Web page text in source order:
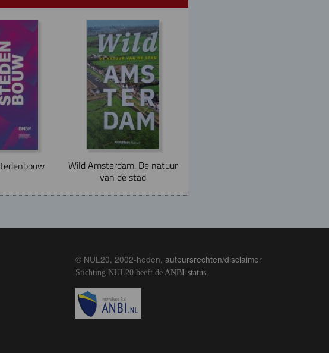
Wild Amsterdam. De natuur
van de stad
© NUL20, 2002-heden, auteursrechten/disclaimer
Stichting NUL20 heeft de ANBI-status
Image